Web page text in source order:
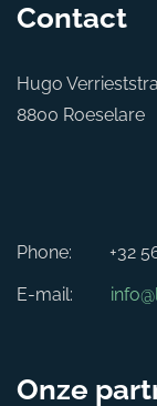
Contact
Hugo
8800 Roeselare
Phone:
+32
E-mail:
Onze